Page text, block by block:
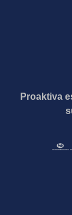
Proaktiva